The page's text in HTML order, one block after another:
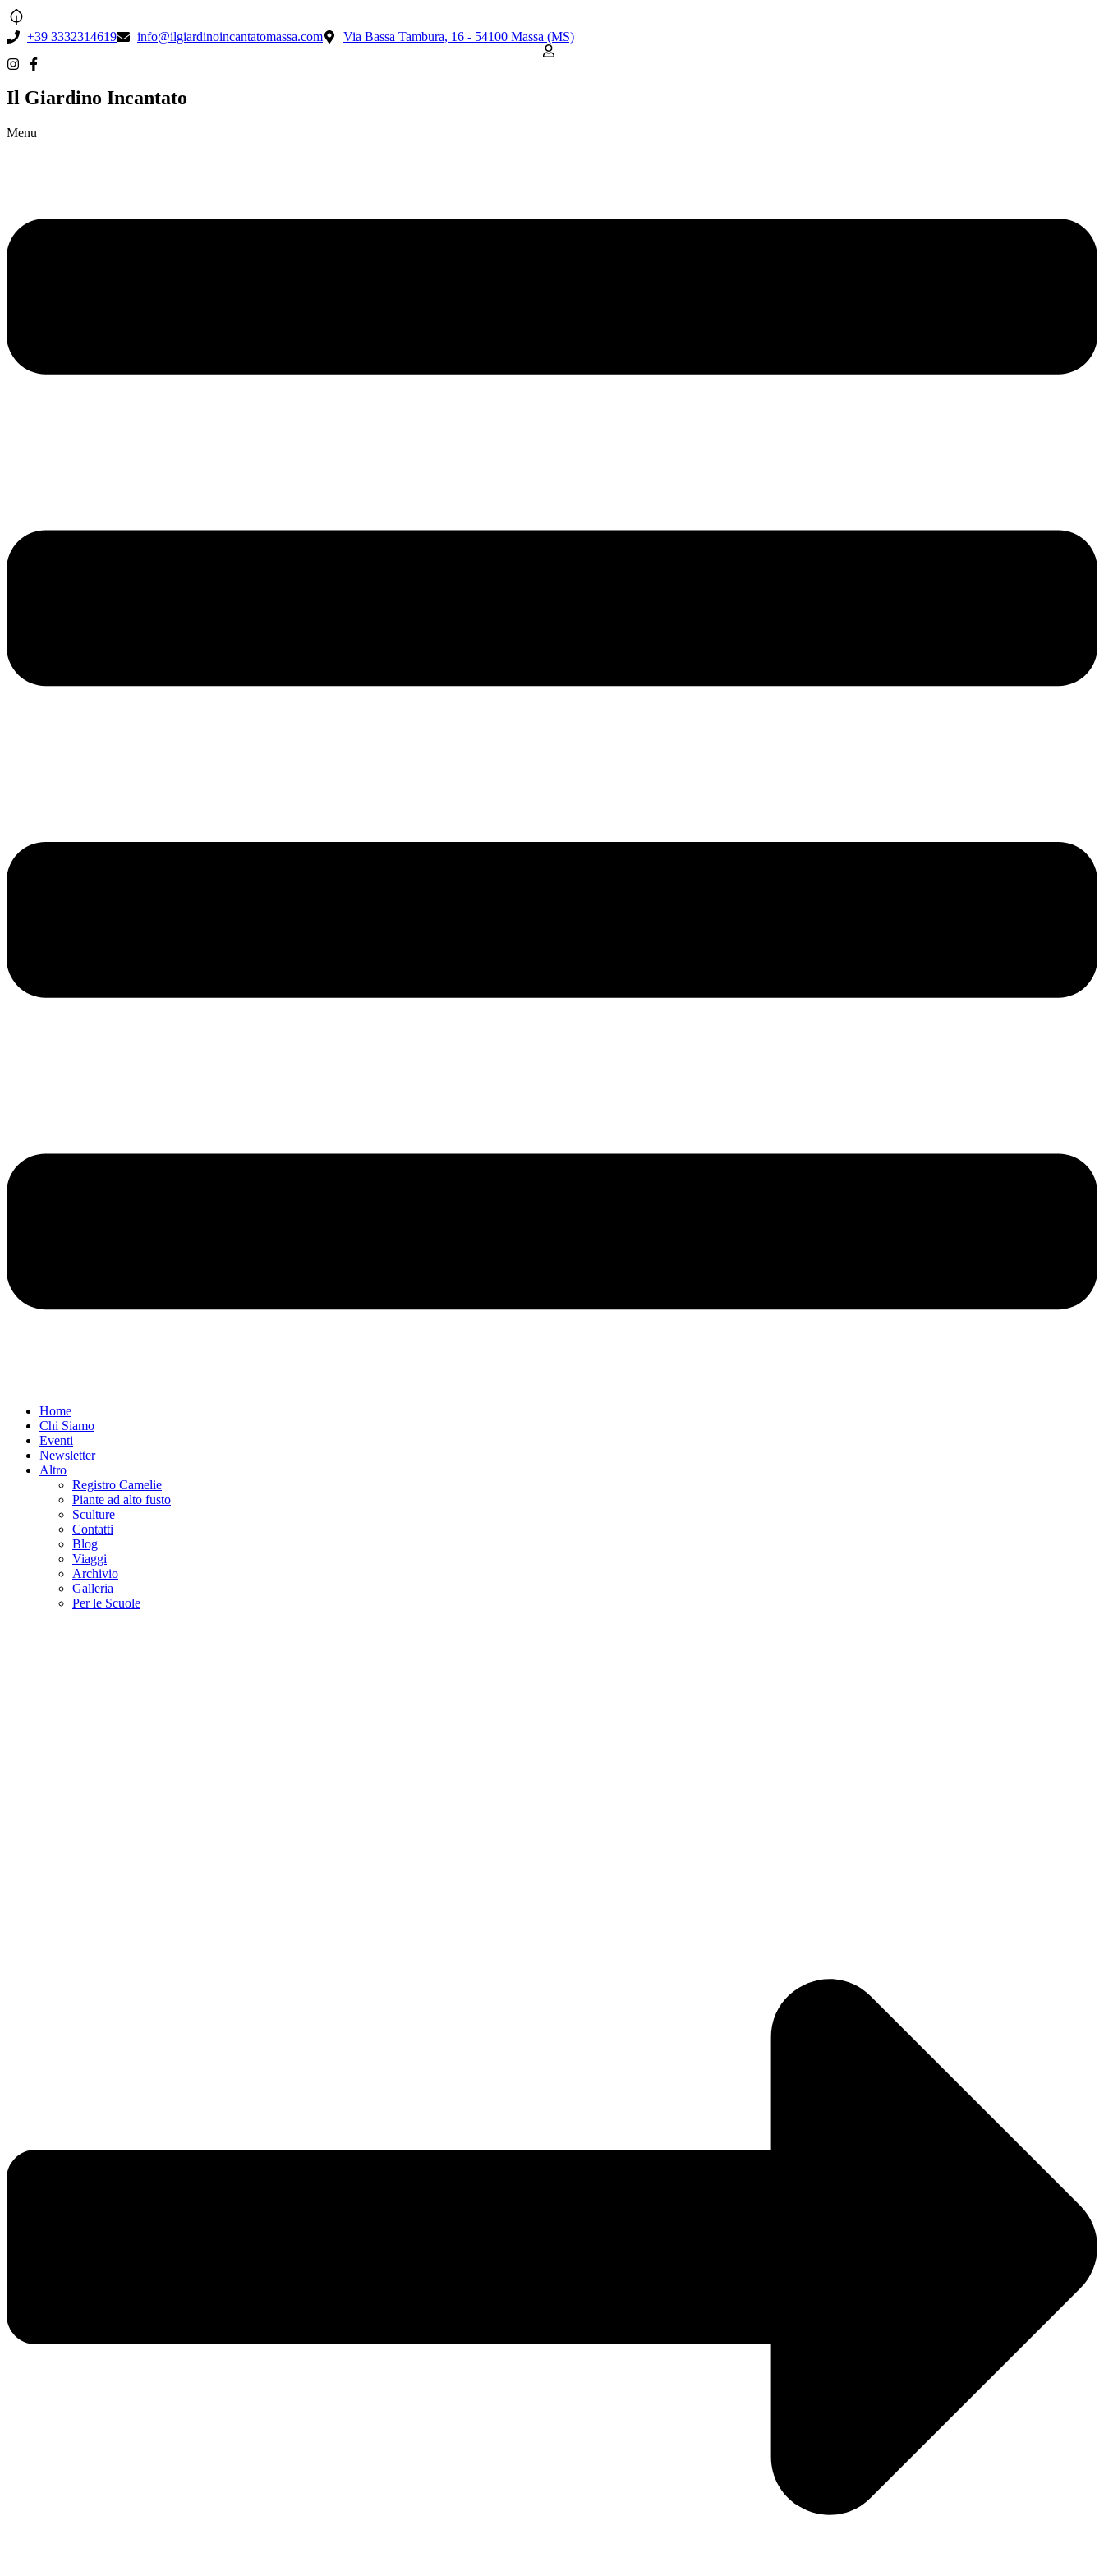
+39 3332314619 info@ilgiardinoincantatomassa.com Via Bassa Tambura, 16 - 54100 Massa (MS)
Il Giardino Incantato
Menu
Home
Chi Siamo
Eventi
Newsletter
Altro
Registro Camelie
Piante ad alto fusto
Sculture
Contatti
Blog
Viaggi
Archivio
Galleria
Per le Scuole